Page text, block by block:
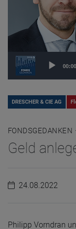
Audio
00:00
DRESCHER & CIE AG
Geld
24.08.2022
Philipp Vorndran